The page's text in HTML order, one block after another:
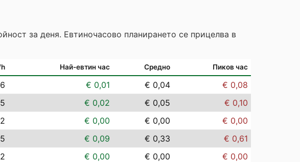
за деня. Евтиночасово планирането се прицелва в
Най-евтин час Средно Пиков час
6 € 0,01 € 0,04
€ 0,08
€ 0,02 € 0,05
€ 0,10
€ 0,00 € 0,00
€ 0,00
€ 0,09 € 0,33
€ 0,61
€ 0,00 € 0,00
€ 0,00